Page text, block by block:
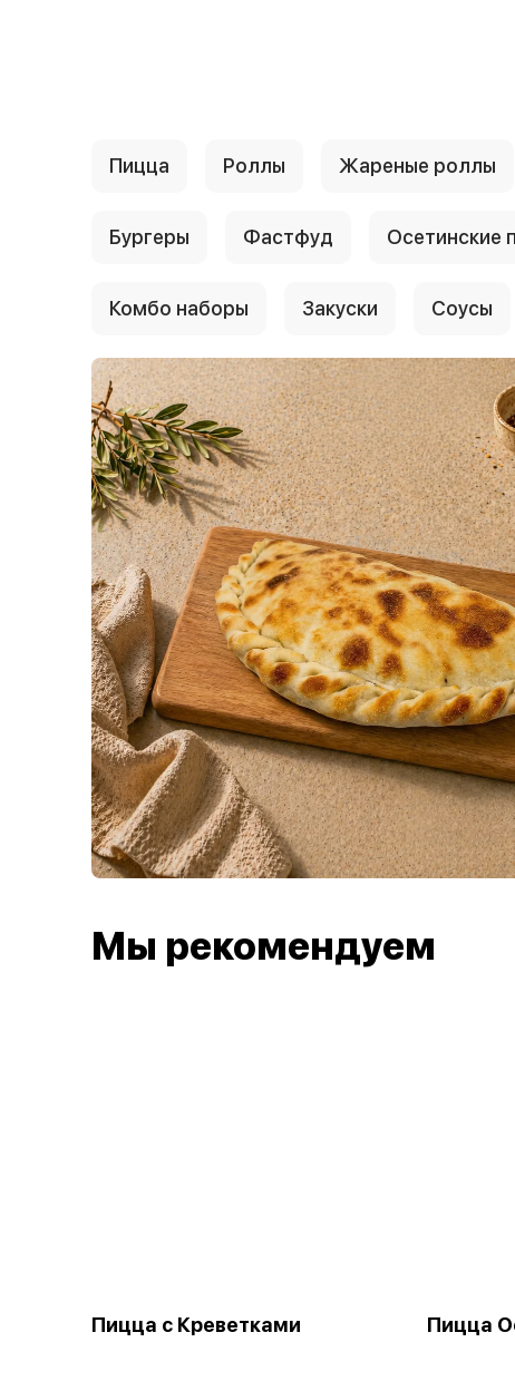
Пицца Роллы Жареные роллы
Бургеры Фастфуд Осетинские
Комбо наборы Закуски Соусы
Мы рекомендуем
Пицца с Креветками Пицца